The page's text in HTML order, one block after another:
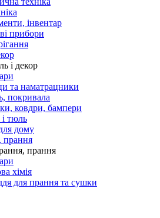
інвентар
прибори
і декор
та наматрацники
покривала
ковдри, бампери
тюль
дому
прання
прання
хімія
для прання та сушки